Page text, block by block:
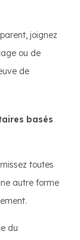
joignez
ou de
de
basés
toutes
autre forme
du